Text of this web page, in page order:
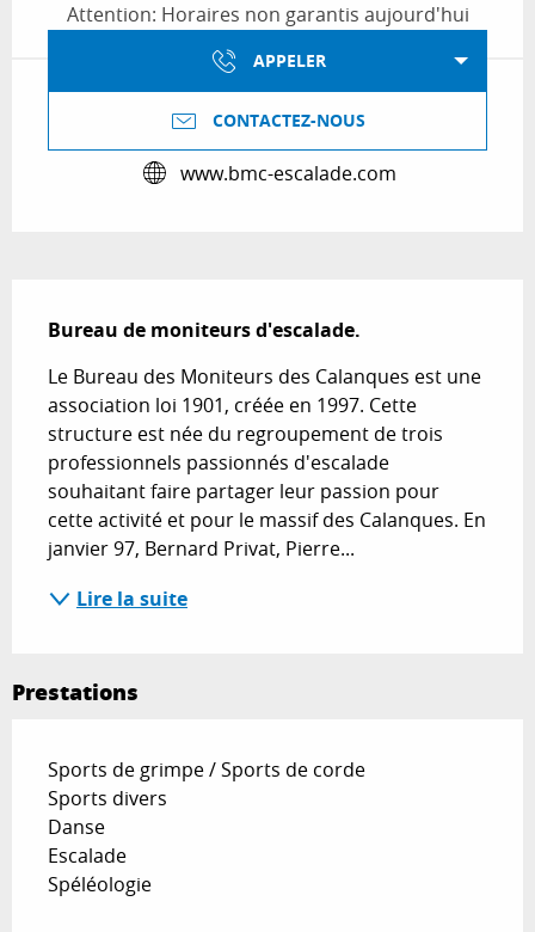
Attention: Horaires non garantis aujourd'hui
APPELER
CONTACTEZ-NOUS
www.bmc-escalade.com
Bureau de moniteurs d'escalade.
Le Bureau des Moniteurs des Calanques est une
association loi 1901, créée en 1997. Cette
structure est née du regroupement de trois
professionnels passionnés d'escalade
souhaitant faire partager leur passion pour
cette activité et pour le massif des Calanques. En
janvier 97, Bernard Privat, Pierre...
Lire la suite
Prestations
Sports de grimpe / Sports de corde
Sports divers
Danse
Escalade
Spéléologie